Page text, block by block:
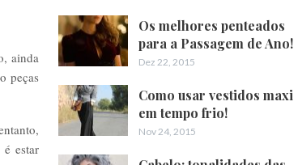
ainda
peças
estar
Os melhores penteados
para a Passagem de Ano!
Dez 22, 2015
Como usar vestidos maxi
em tempo frio!
Nov 24, 2015